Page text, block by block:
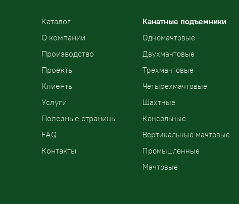
Kаталог
О компании
Производство
Проекты
Клиенты
Услуги
Полезные страницы
FAQ
Контакты
Канатные подъемники
Одномачтовые
Двухмачтовые
Трехмачтовые
Четырехмачтовые
Шахтные
Консольные
Вертикальные мачтовые
Промышленные
Мачтовые